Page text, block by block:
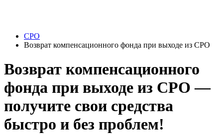
СРО
Возврат компенсационного фонда при выходе из СРО
Возврат компенсационного
фонда при выходе из СРО —
получите свои средства
быстро и без проблем!